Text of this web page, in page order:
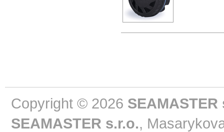
Copyright © 2026 SEAMASTER
SEAMASTER s.r.o.,